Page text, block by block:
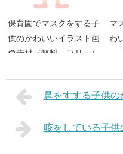
保育園でマスクをする子
供のかわいいイラスト画
像素材（無料、フリー）
マ
わ
鼻をすする子供の
咳をしている子供